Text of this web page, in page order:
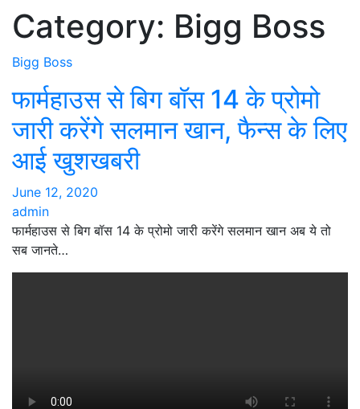
Category: Bigg Boss
Bigg Boss
फार्महाउस से बिग बॉस 14 के प्रोमो
जारी करेंगे सलमान खान, फैन्स के लिए
आई खुशखबरी
June 12, 2020
admin
फार्महाउस से बिग बॉस 14 के प्रोमो जारी करेंगे सलमान खान अब ये तो
सब जानते…